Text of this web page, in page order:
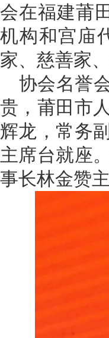
会在福建莆
机构和宫庙
家、慈善家
协会名誉
贵，莆田市
辉龙，常务
主席台就座
事长林金赞主